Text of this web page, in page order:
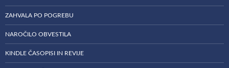
ZAHVALA PO POGREBU
NAROČILO OBVESTILA
KINDLE ČASOPISI IN REVIJE